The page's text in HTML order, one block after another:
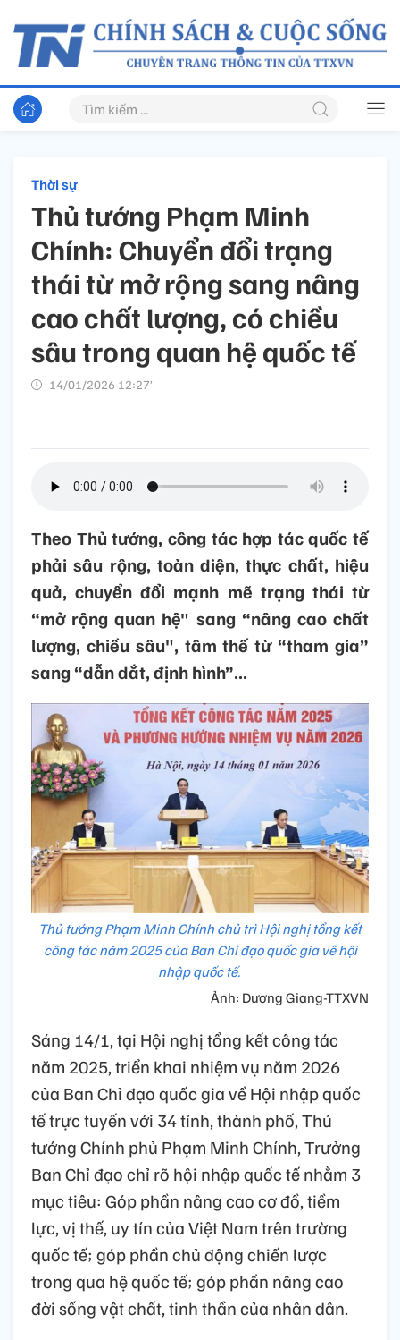
Thời sự
Thủ tướng Phạm Minh
Chính: Chuyển đổi trạng
thái từ mở rộng sang nâng
cao chất lượng, có chiều
sâu trong quan hệ quốc tế
14/01/2026 12:27’
Theo Thủ tướng, công tác hợp tác quốc tế
phải sâu rộng, toàn diện, thực chất, hiệu
quả, chuyển đổi mạnh mẽ trạng thái từ
“mở rộng quan hệ" sang “nâng cao chất
lượng, chiều sâu", tâm thế từ “tham gia”
sang “dẫn dắt, định hình”...
Thủ tướng Phạm Minh Chính chủ trì Hội nghị tổng kết
công tác năm 2025 của Ban Chỉ đạo quốc gia về hội
nhập quốc tế.
Ảnh: Dương Giang-TTXVN
Sáng 14/1, tại Hội nghị tổng kết công tác
năm 2025, triển khai nhiệm vụ năm 2026
của Ban Chỉ đạo quốc gia về Hội nhập quốc
tế trực tuyến với 34 tỉnh, thành phố, Thủ
tướng Chính phủ Phạm Minh Chính, Trưởng
Ban Chỉ đạo chỉ rõ hội nhập quốc tế nhằm 3
mục tiêu: Góp phần nâng cao cơ đồ, tiềm
lực, vị thế, uy tín của Việt Nam trên trường
quốc tế; góp phần chủ động chiến lược
trong qua hệ quốc tế; góp phần nâng cao
đời sống vật chất, tinh thần của nhân dân.